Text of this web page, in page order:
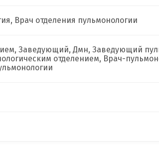
Врач отделения пульмонологии
Заведующий, Дмн, Заведующий
отделением, Врач-